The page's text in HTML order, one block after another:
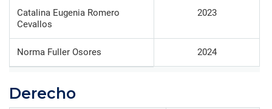
Catalina Eugenia Romero
Cevallos
2023
Norma Fuller Osores 2024
Derecho